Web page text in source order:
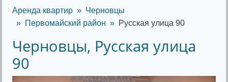
Аренда квартир
Черновцы
Первомайский район
Русская улица 90
Черновцы, Русская улица
90